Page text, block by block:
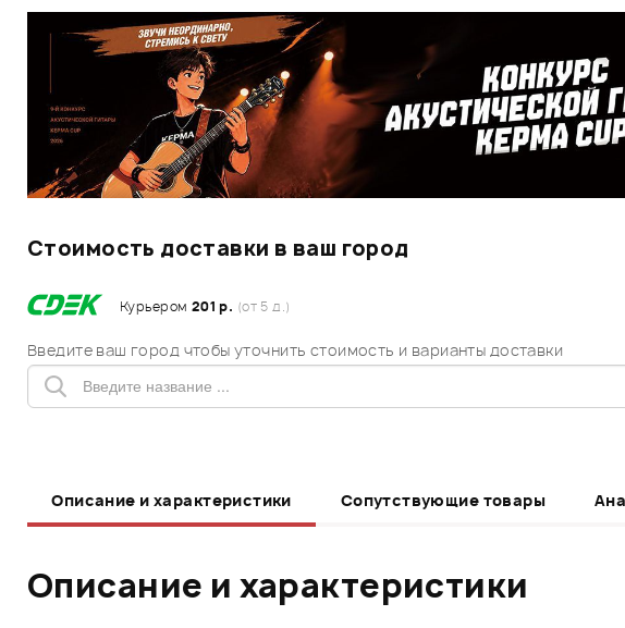
Стоимость доставки в ваш город
Курьером 201 р. (от 5 д.)
Введите ваш город чтобы уточнить стоимость и варианты доставки
Описание и характеристики Сопутствующие товары
Описание и характеристики